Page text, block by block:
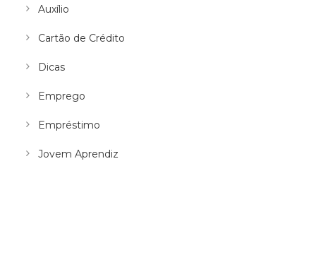
Auxílio
Cartão de Crédito
Dicas
Emprego
Empréstimo
Jovem Aprendiz